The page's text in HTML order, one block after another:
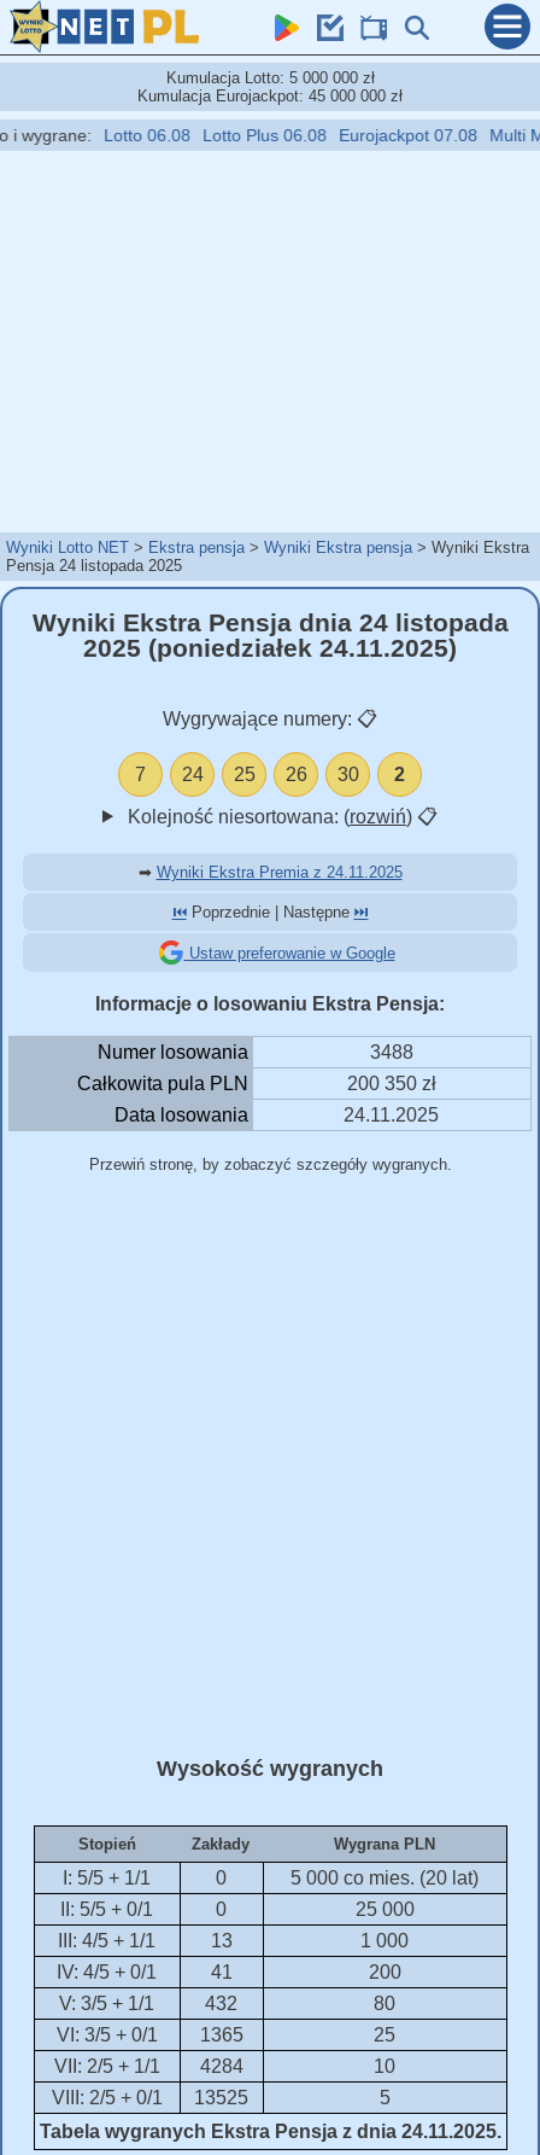
Kumulacja Lotto: 5 000 000 zł
Kumulacja Eurojackpot: 45 000 000 zł
Lotto 06.08 Lotto Plus 06.08 Eurojackpot 07.08 Multi
Wyniki Lotto NET Ekstra pensja Wyniki Ekstra pensja
Wyniki Ekstra
Pensja 24 listopada 2025
Wyniki Ekstra Pensja dnia 24 listopada
2025 (poniedziałek 24.11.2025)
Wygrywające numery: 📋
7 24 25 26 30 2
Kolejność niesortowana: (rozwiń) 📋
➡ Wyniki Ekstra Premia z 24.11.2025
⏮️Poprzednie | Następne ⏭️
Ustaw preferowanie w Google
Informacje o losowaniu Ekstra Pensja:
Numer losowania
3488
Całkowita pula PLN
200 350 zł
Data losowania
24.11.2025
Przewiń stronę, by zobaczyć szczegóły wygranych.
Wysokość wygranych
Stopień Zakłady Wygrana PLN
I: 5/5 + 1/1 0
5 000 co mies. (20 lat)
II: 5/5 + 0/1
0
25 000
III: 4/5 + 1/1
13
1 000
IV: 4/5 + 0/1
41
200
V: 3/5 + 1/1
432
80
VI: 3/5 + 0/1
1365
25
VII: 2/5 + 1/1
4284
10
VIII: 2/5 + 0/1
13525
5
Tabela wygranych Ekstra Pensja z dnia 24.11.2025.